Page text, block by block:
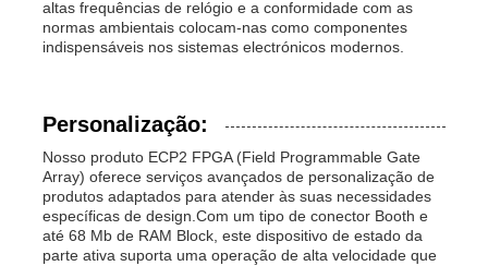
altas frequências de relógio e a conformidade com as
normas ambientais colocam-nas como componentes
indispensáveis nos sistemas electrónicos modernos.
Personalização:
Nosso produto ECP2 FPGA (Field Programmable Gate
Array) oferece serviços avançados de personalização de
produtos adaptados para atender às suas necessidades
específicas de design.Com um tipo de conector Booth e
até 68 Mb de RAM Block, este dispositivo de estado da
parte ativa suporta uma operação de alta velocidade que